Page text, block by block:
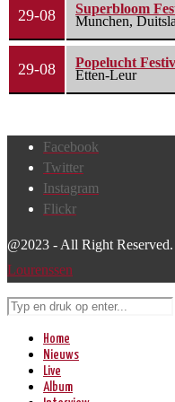
29-08
Superbloom
Munchen,
29-08
Popelucht
Etten-Leur
Facebook
Twitter
Instagram
Flickr
@2023 - All Right
Lourenssen
Home
Nieuws
Live
Album